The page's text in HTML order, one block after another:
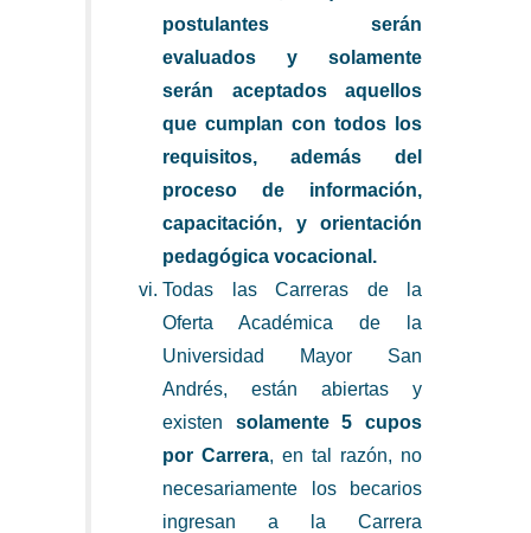
postulantes serán
evaluados y solamente
serán aceptados aquellos
que cumplan con todos los
requisitos, además del
proceso de información,
capacitación, y orientación
pedagógica vocacional.
Todas las Carreras de la
Oferta Académica de la
Universidad Mayor San
Andrés, están abiertas y
existen solamente 5 cupos
por Carrera, en tal razón, no
necesariamente los becarios
ingresan a la Carrera